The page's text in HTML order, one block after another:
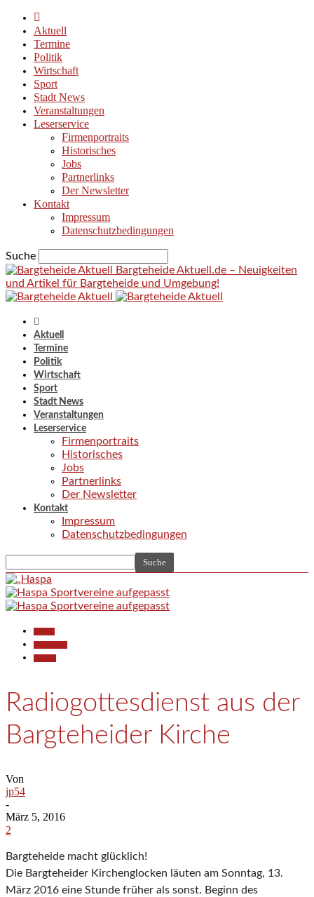
Aktuell
Termine
Politik
Wirtschaft
Sport
Stadt News
Veranstaltungen
Leserservice
Firmenportraits
Historisches
Jobs
Partnerlinks
Der Newsletter
Kontakt
Impressum
Datenschutzbedingungen
Suche
Bargteheide Aktuell.de – Neuigkeiten
und Artikel für Bargteheide und Umgebung!
Aktuell
Termine
Politik
Wirtschaft
Sport
Stadt News
Veranstaltungen
Leserservice
Firmenportraits
Historisches
Jobs
Partnerlinks
Der Newsletter
Kontakt
Impressum
Datenschutzbedingungen
Radiogottesdienst aus der
Bargteheider Kirche
Von
jp54
-
März 5, 2016
2
Bargteheide macht glücklich!
Die Bargteheider Kirchenglocken läuten am Sonntag, 13.
März 2016 eine Stunde früher als sonst. Beginn des